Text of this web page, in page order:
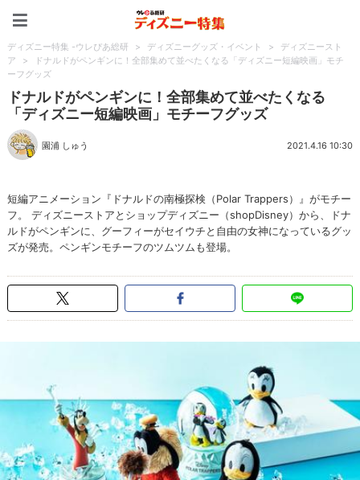
ディズニー特集 -ウレぴあ総研 > ディズニーグッズ・イベント >
ディズニースト
ア
>
ドナルドがペンギンに！全部集めて並べたくなる「ディズニー短編映画」モチ
ーフグッズ
ドナルドがペンギンに！全部集めて並べたくなる
「ディズニー短編映画」モチーフグッズ
園浦 しゅう 2021.4.16 10:30
短編アニメーション『ドナルドの南極探検（Polar Trappers）』がモチー
フ。 ディズニーストアとショップディズニー（shopDisney）から、ドナ
ルドがペンギンに、グーフィーがセイウチと自由の女神になっているグッ
ズが発売。ペンギンモチーフのツムツムも登場。